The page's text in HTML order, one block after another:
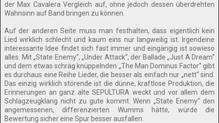
der Max Cavalera Vergleich auf, ohne jedoch dessen überdrehten
Wahnsinn auf Band bringen zu können.
Auf der anderen Seite muss man festhalten, dass eigentlich kein
Lied wirklich schlecht und kaum eins nur langweilig ist. Irgendeine
interessante Idee findet sich fast immer und eingängig ist sowieso
alles. Mit „State Enemy“, „Under Attack“, der Ballade „Just A Dream“
und dem etwas schräg knüppelnden „The Man Dominus Factor“ gibt
es durchaus eine Reihe Lieder, die besser als einfach nur „nett“ sind.
Das einzig wirklich störende ist die dünne, kraftlose Produktion, die
Erinnerungen an ganz alte SEPULTURA weckt und vor allem dem
Schlagzeugklang nicht zu gute kommt. Wenn „State Enemy“ den
angemessenen, differenzierten Wumms hätte, würde die
Bewertung sicher eine Spur besser ausfallen.